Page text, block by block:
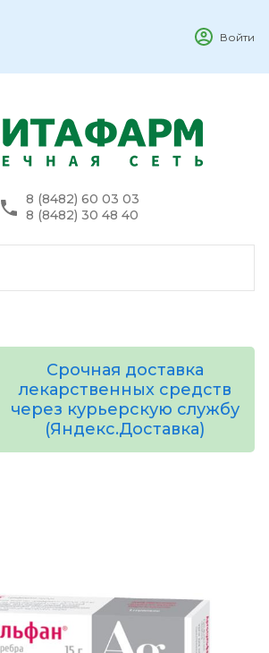
Войти
8 (8482) 60 03 03
8 (8482) 30 48 40
Срочная доставка
лекарственных средств
через курьерскую службу
(Яндекс.Доставка)